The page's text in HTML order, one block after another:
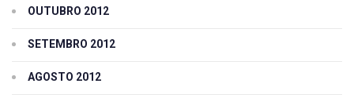
OUTUBRO 2012
SETEMBRO 2012
AGOSTO 2012